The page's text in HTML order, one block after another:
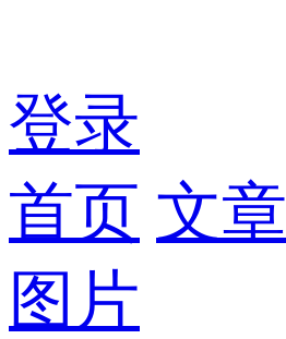
登录
首页 文章
图片